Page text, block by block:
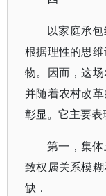
以家庭承
根据理性的思
物。因而，这
并随着农村改
彰显。它主要表
第一，集
致权属关系模
缺．